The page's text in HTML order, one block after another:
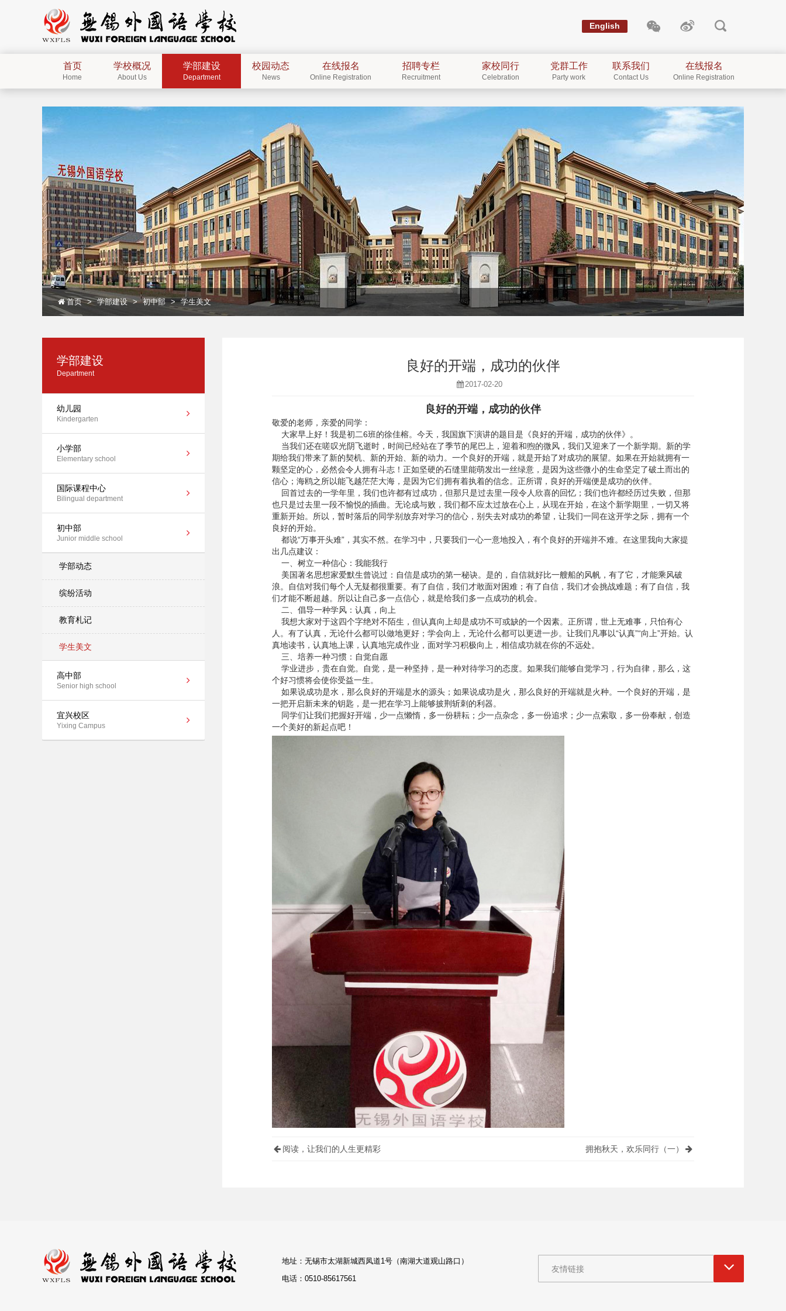
English
首页
Home
学校概况
About Us
学部建设
Department
校园动态
News
在线报名
Online Registration
招聘专栏
Recruitment
家校同行
Celebration
党群工作
Party work
联系我们
Contact Us
在线报名
Online Registration
首页 学部建设 初中部 学生美文
学部建设
Department
幼儿园
Kindergarten
小学部
Elementary school
国际课程中心
Bilingual department
初中部
Junior middle school
学部动态
缤纷活动
教育札记
学生美文
高中部
Senior high school
宜兴校区
Yixing Campus
良好的开端，成功的伙伴​​
2017-02-20
良好的开端，成功的伙伴
敬爱的老师，亲爱的同学：
大家早上好！我是初二6班的徐佳榕。今天，我国旗下演讲的题目是《良好的开端，成功的伙伴》。
当我们还在嗟叹光阴飞逝时，时间已经站在了季节的尾巴上，迎着和煦的微风，我们又迎来了一个新学期。新的学
期给我们带来了新的契机、新的开始、新的动力。一个良好的开端，就是开始了对成功的展望。如果在开始就拥有一
颗坚定的心，必然会令人拥有斗志！正如坚硬的石缝里能萌发出一丝绿意，是因为这些微小的生命坚定了破土而出的
信心；海鸥之所以能飞越茫茫大海，是因为它们拥有着执着的信念。正所谓，良好的开端便是成功的伙伴。
回首过去的一学年里，我们也许都有过成功，但那只是过去里一段令人欣喜的回忆；我们也许都经历过失败，但那
也只是过去里一段不愉悦的插曲。无论成与败，我们都不应太过放在心上，从现在开始，在这个新学期里，一切又将
重新开始。所以，暂时落后的同学别放弃对学习的信心，别失去对成功的希望，让我们一同在这开学之际，拥有一个
良好的开始。
都说“万事开头难”，其实不然。在学习中，只要我们一心一意地投入，有个良好的开端并不难。在这里我向大家提
出几点建议：
一、树立一种信心：我能我行
美国著名思想家爱默生曾说过：自信是成功的第一秘诀。是的，自信就好比一艘船的风帆，有了它，才能乘风破
浪。自信对我们每个人无疑都很重要。有了自信，我们才敢面对困难；有了自信，我们才会挑战难题；有了自信，我
们才能不断超越。所以让自己多一点信心，就是给我们多一点成功的机会。
二、倡导一种学风：认真，向上
我想大家对于这四个字绝对不陌生，但认真向上却是成功不可或缺的一个因素。正所谓，世上无难事，只怕有心
人。有了认真，无论什么都可以做地更好；学会向上，无论什么都可以更进一步。让我们凡事以“认真”“向上”开始。认
真地读书，认真地上课，认真地完成作业，面对学习积极向上，相信成功就在你的不远处。
三、培养一种习惯：自觉自愿
学业进步，贵在自觉。自觉，是一种坚持，是一种对待学习的态度。如果我们能够自觉学习，行为自律，那么，这
个好习惯将会使你受益一生。
如果说成功是水，那么良好的开端是水的源头；如果说成功是火，那么良好的开端就是火种。一个良好的开端，是
一把开启新未来的钥匙，是一把在学习上能够披荆斩刺的利器。
同学们让我们把握好开端，少一点懒惰，多一份耕耘；少一点杂念，多一份追求；少一点索取，多一份奉献，创造
一个美好的新起点吧！
阅读，让我们的人生更精彩 拥抱秋天，欢乐同行（一）​
地址：无锡市太湖新城西凤道1号（南湖大道观山路口）
电话：0510-85617561
友情链接